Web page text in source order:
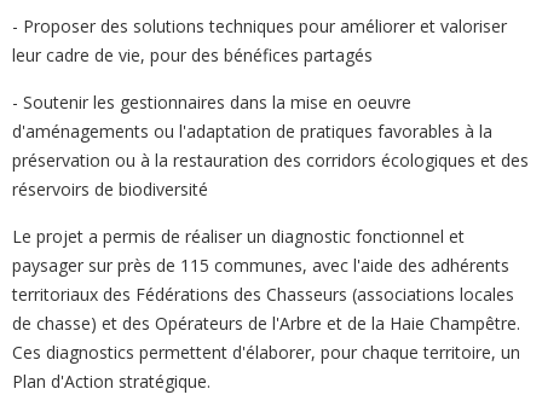
- Proposer des solutions techniques pour améliorer et valoriser
leur cadre de vie, pour des bénéfices partagés
- Soutenir les gestionnaires dans la mise en oeuvre
d'aménagements ou l'adaptation de pratiques favorables à la
préservation ou à la restauration des corridors écologiques et des
réservoirs de biodiversité
Le projet a permis de réaliser un diagnostic fonctionnel et
paysager sur près de 115 communes, avec l'aide des adhérents
territoriaux des Fédérations des Chasseurs (associations locales
de chasse) et des Opérateurs de l'Arbre et de la Haie Champêtre.
Ces diagnostics permettent d'élaborer, pour chaque territoire, un
Plan d'Action stratégique.